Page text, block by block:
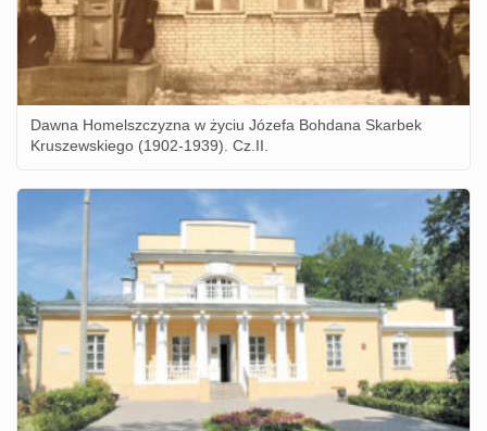
Dawna Homelszczyzna w życiu Józefa Bohdana Skarbek
Kruszewskiego (1902-1939). Cz.II.